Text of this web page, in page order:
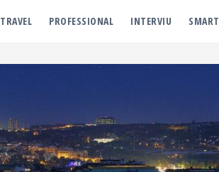
TRAVEL PROFESSIONAL INTERVIU SMART